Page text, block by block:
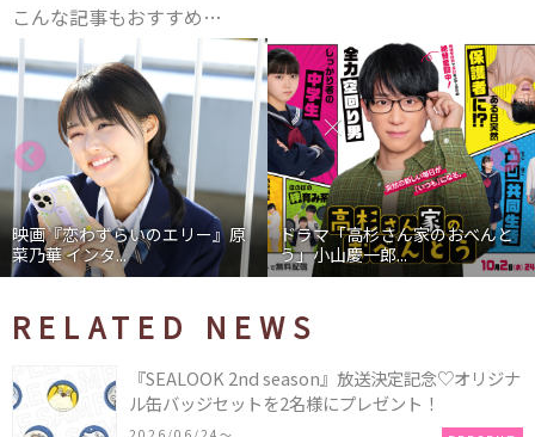
こんな記事もおすすめ…
いのエリー』原
ドラマ「高杉さん家のおべんと
う」小山慶一郎...
映画『わたし
石あかり イン
RELATED NEWS
『SEALOOK 2nd season』放送決定記念♡オリジナ
ル缶バッジセットを2名様にプレゼント！